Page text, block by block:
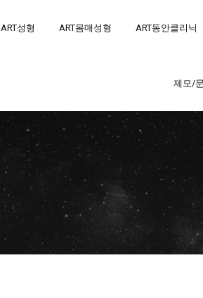
ART성형 ART몸매성형 ART동안클리닉
제모/